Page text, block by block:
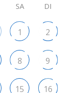
SA DI
1 2
8 9
15 16